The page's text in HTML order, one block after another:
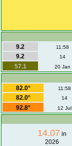
9.2
11:58
9.2
14
57.1
20 Jan
82.0°
11:58
82.0°
14
92.8°
12 Jul
14.07 in
2026